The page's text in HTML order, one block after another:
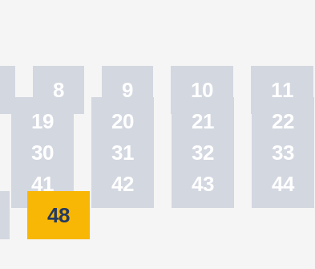
8 9 10 11
19 20 21 22
30 31 32 33
41 42 43 44
48